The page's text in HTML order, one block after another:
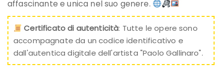
affascinante e unica nel suo genere.
Certificato di autenticità: Tutte le opere sono
accompagnate da un codice identificativo e
dall'autentica digitale dell'artista "Paolo Gallinaro".